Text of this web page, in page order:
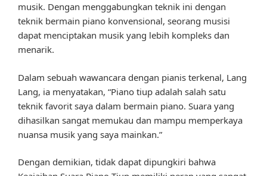
musik. Dengan menggabungkan teknik ini dengan
teknik bermain piano konvensional, seorang musisi
dapat menciptakan musik yang lebih kompleks dan
menarik.
Dalam sebuah wawancara dengan pianis terkenal, Lang
Lang, ia menyatakan, “Piano tiup adalah salah satu
teknik favorit saya dalam bermain piano. Suara yang
dihasilkan sangat memukau dan mampu memperkaya
nuansa musik yang saya mainkan.”
Dengan demikian, tidak dapat dipungkiri bahwa